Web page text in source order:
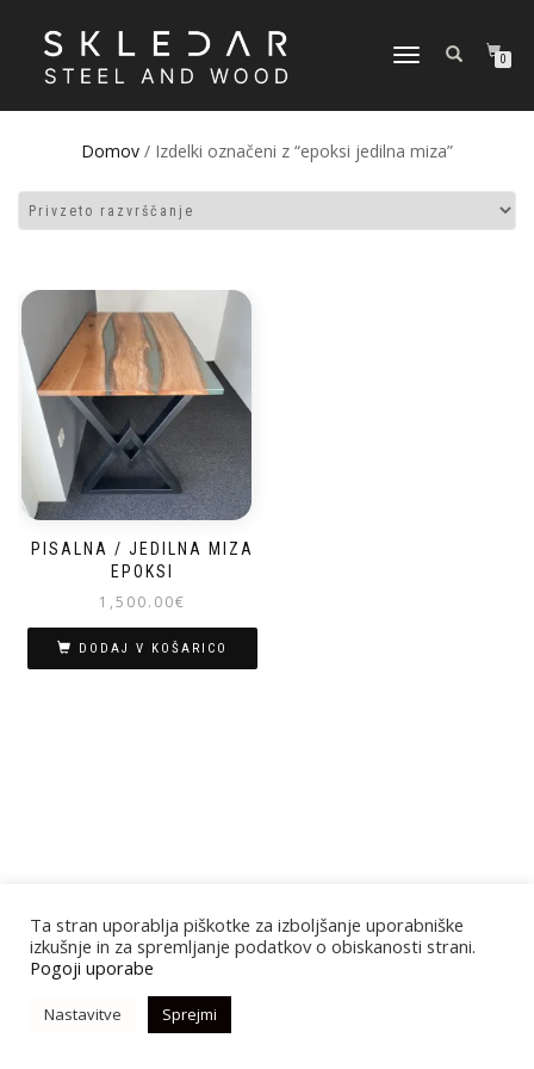
VKLOPI/IZKLOPI
0
Domov / Izdelki označeni z “epoksi jedilna miza”
PISALNA / JEDILNA MIZA
EPOKSI
1,500.00€
DODAJ V KOŠARICO
Ta stran uporablja piškotke za izboljšanje uporabniške
izkušnje in za spremljanje podatkov o obiskanosti strani.
Pogoji uporabe
Nastavitve Sprejmi